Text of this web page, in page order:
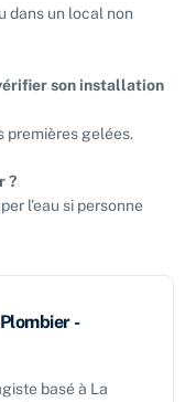
dans un local non
son installation
premières gelées.
?
l’eau si personne
-
basé à La